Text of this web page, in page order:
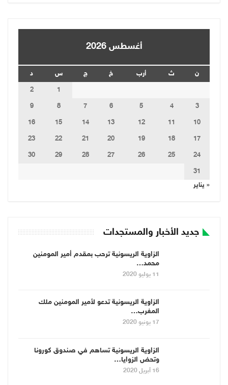
أغسطس 2026
ن ث أرب خ ج س
د
1
2
3
4
5
6
7
8
9
10
11
12
13
14
15
16
17
18
19
20
21
22
23
24
25
26
27
28
29
30
31
« يناير
جديد الأخبار والمستجدات
الزاوية الريسونية ترحب بمقدم أمير المومنين
محمد…
11 يوليو 2020
الزاوية الريسونية تدعو لأمير المومنين ملك
المغرب…
17 يونيو 2020
الزاوية الريسونية تساهم في صندوق كورونا
وتحض الزوايا…
16 أبريل 2020